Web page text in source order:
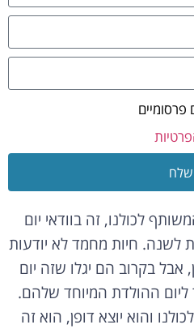
שלח
לכולנו, זה בוודאי יום
לשנה. חיות מחמד לא יודעות
בקרוב הם יגלו שזה יום
ליום ההולדת המיוחד שלהם.
והוא יוצא דופן, הוא זה